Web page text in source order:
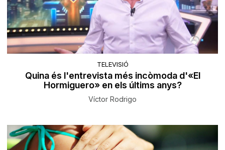
TELEVISIÓ
Quina és l'entrevista més incòmoda d'«El
Hormiguero» en els últims anys?
Víctor Rodrigo